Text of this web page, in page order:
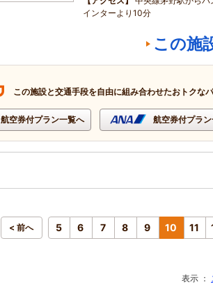
インターより10分
この施
この施設と交通手段を自由に組み合わせたおトクな
航空券付プラン一覧へ 航空券付プラ
< 前へ 5 6 7 8 9 10 11
表示 ：